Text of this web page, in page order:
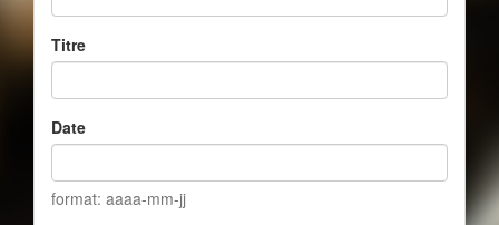
Titre
Date
format: aaaa-mm-jj